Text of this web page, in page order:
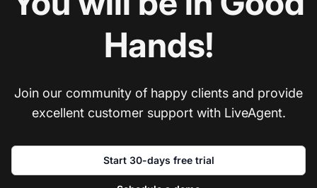
Hands!
Join our community of happy clients and provide
excellent customer support with LiveAgent.
Start 30-days free trial